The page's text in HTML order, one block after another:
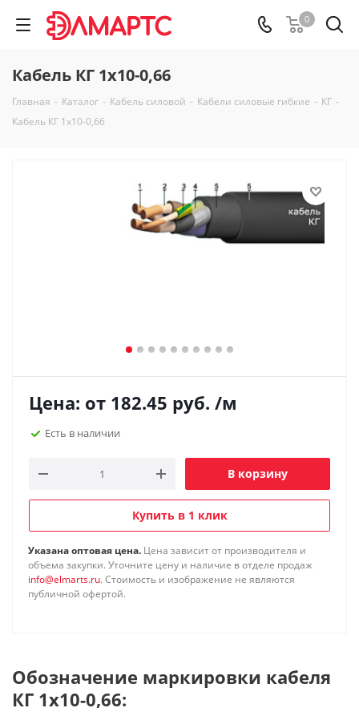
0
Кабель КГ 1х10-0,66
Главная - Каталог - Кабель силовой - Кабели силовые гибкие - КГ -
Кабель КГ 1х10-0,66
Цена: от 182.45 руб. /м
Есть в наличии
В корзину
Купить в 1 клик
Указана оптовая цена. Цена зависит от производителя и
объема закупки. Уточните цену и наличие в отделе продаж
info@elmarts.ru. Стоимость и изображение не являются
публичной офертой.
Обозначение маркировки кабеля
КГ 1х10-0,66: